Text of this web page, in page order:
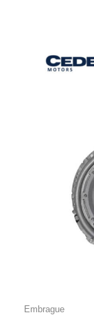
Embrague